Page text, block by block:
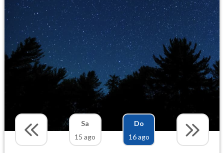
Sa
15 ago
Do
16 ago